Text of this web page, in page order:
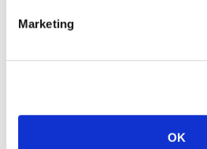
Marketing
OK
Natureza e florestas